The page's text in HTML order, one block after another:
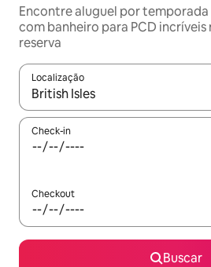
Encontre aluguel por
com banheiro para PCD incríveis
reserva
Localização
Quando os resultados estiverem
Check-in
Checkout
Buscar